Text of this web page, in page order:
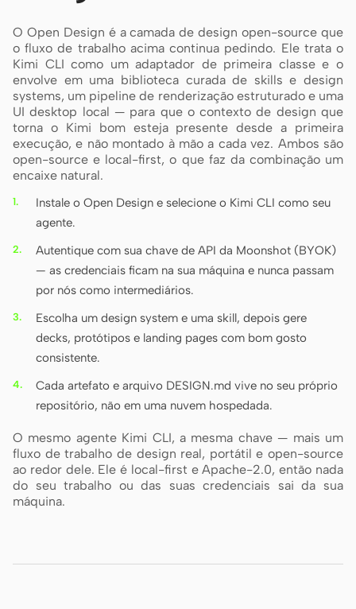
O Open Design é a camada de design open-source que
o fluxo de trabalho acima continua pedindo. Ele trata o
Kimi CLI como um adaptador de primeira classe e o
envolve em uma biblioteca curada de skills e design
systems, um pipeline de renderização estruturado e uma
UI desktop local — para que o contexto de design que
torna o Kimi bom esteja presente desde a primeira
execução, e não montado à mão a cada vez. Ambos são
open-source e local-first, o que faz da combinação um
encaixe natural.
Instale o Open Design e selecione o Kimi CLI como seu
agente.
Autentique com sua chave de API da Moonshot (BYOK)
— as credenciais ficam na sua máquina e nunca passam
por nós como intermediários.
Escolha um design system e uma skill, depois gere
decks, protótipos e landing pages com bom gosto
consistente.
Cada artefato e arquivo DESIGN.md vive no seu próprio
repositório, não em uma nuvem hospedada.
O mesmo agente Kimi CLI, a mesma chave — mais um
fluxo de trabalho de design real, portátil e open-source
ao redor dele. Ele é local-first e Apache-2.0, então nada
do seu trabalho ou das suas credenciais sai da sua
máquina.